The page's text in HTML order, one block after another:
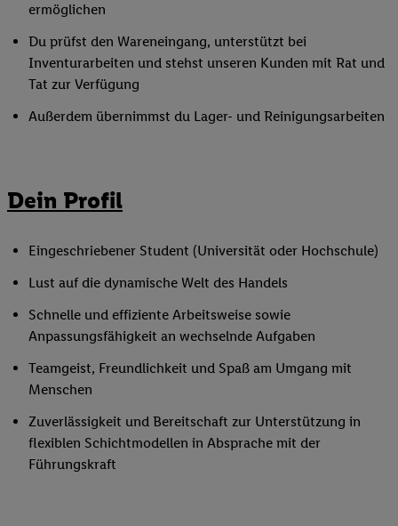
ermöglichen
Du prüfst den Wareneingang, unterstützt bei
Inventurarbeiten und stehst unseren Kunden mit Rat und
Tat zur Verfügung
Außerdem übernimmst du Lager- und Reinigungsarbeiten
Dein Profil
Eingeschriebener Student (Universität oder Hochschule)
Lust auf die dynamische Welt des Handels
Schnelle und effiziente Arbeitsweise sowie
Anpassungsfähigkeit an wechselnde Aufgaben
Teamgeist, Freundlichkeit und Spaß am Umgang mit
Menschen
Zuverlässigkeit und Bereitschaft zur Unterstützung in
flexiblen Schichtmodellen in Absprache mit der
Führungskraft